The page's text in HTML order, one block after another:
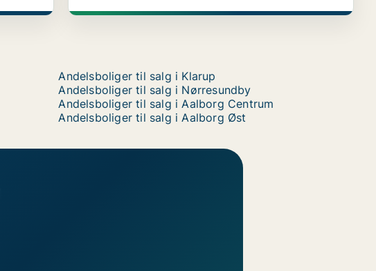
Andelsboliger til salg i Klarup
Andelsboliger til salg i Nørresundby
Andelsboliger til salg i Aalborg Centrum
Andelsboliger til salg i Aalborg Øst